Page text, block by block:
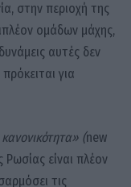
στην περιοχή της
ομάδων μάχης,
αυτές δεν
για
(new
είναι πλέον
τις